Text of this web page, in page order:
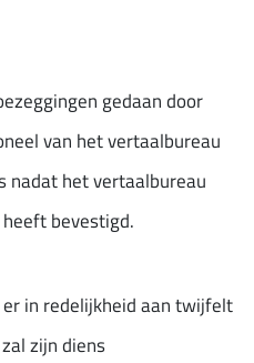
gedaan door
van het vertaalbureau
nadat het vertaalbureau
bevestigd.
in redelijkheid aan twijfelt
zijn diens